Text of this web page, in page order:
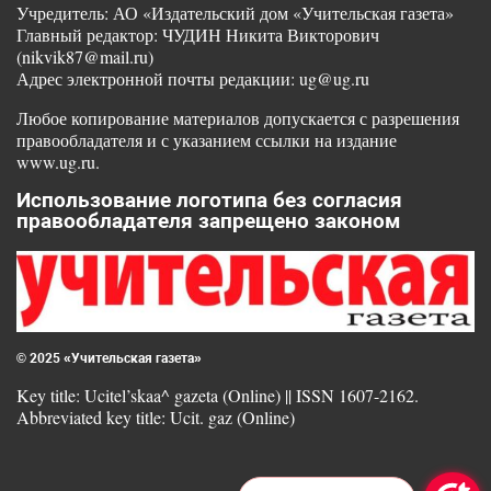
Учредитель: АО «Издательский дом «Учительская газета»
Главный редактор: ЧУДИН Никита Викторович
(nikvik87@mail.ru)
Адрес электронной почты редакции: ug@ug.ru
Любое копирование материалов допускается с разрешения
правообладателя и с указанием ссылки на издание
www.ug.ru.
Использование логотипа без согласия
правообладателя запрещено законом
© 2025 «Учительская газета»
Key title: Ucitel’skaa^ gazeta (Online) || ISSN 1607-2162.
Abbreviated key title: Ucit. gaz (Online)